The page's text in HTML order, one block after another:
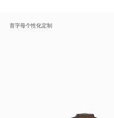
首字母个性化定制